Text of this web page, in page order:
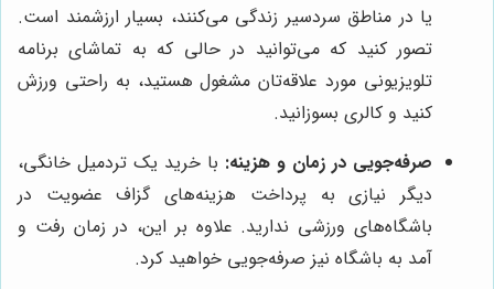
یا در مناطق سردسیر زندگی می‌کنند، بسیار ارزشمند است.
تصور کنید که می‌توانید در حالی که به تماشای برنامه
تلویزیونی مورد علاقه‌تان مشغول هستید، به راحتی ورزش
کنید و کالری بسوزانید.
صرفه‌جویی در زمان و هزینه: با خرید یک تردمیل خانگی،
دیگر نیازی به پرداخت هزینه‌های گزاف عضویت در
باشگاه‌های ورزشی ندارید. علاوه بر این، در زمان رفت و
آمد به باشگاه نیز صرفه‌جویی خواهید کرد.